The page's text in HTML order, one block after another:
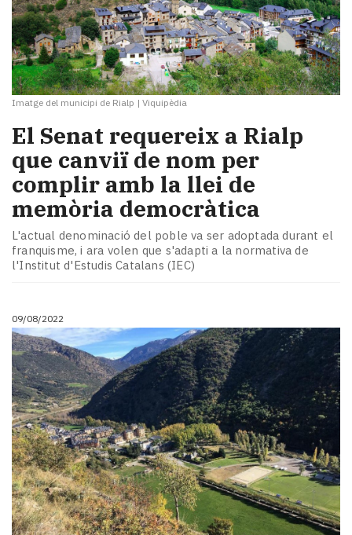
Imatge del municipi de Rialp | Viquipèdia
El Senat requereix a Rialp
que canviï de nom per
complir amb la llei de
memòria democràtica
L'actual denominació del poble va ser adoptada durant el
franquisme, i ara volen que s'adapti a la normativa de
l'Institut d'Estudis Catalans (IEC)
09/08/2022